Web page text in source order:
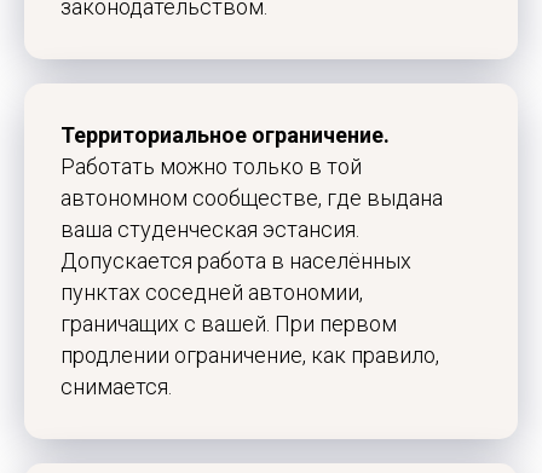
законодательством.
Территориальное ограничение.
Работать можно только в той
автономном сообществе, где выдана
ваша студенческая эстансия.
Допускается работа в населённых
пунктах соседней автономии,
граничащих с вашей. При первом
продлении ограничение, как правило,
снимается.